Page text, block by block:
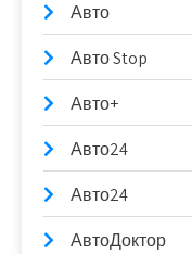
Авто
Авто Stop
Авто+
Авто24
Авто24
АвтоДоктор